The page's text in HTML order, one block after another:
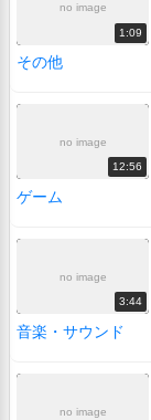
no image
1:09
その他
no image
12:56
ゲーム
no image
3:44
音楽・サウンド
no image